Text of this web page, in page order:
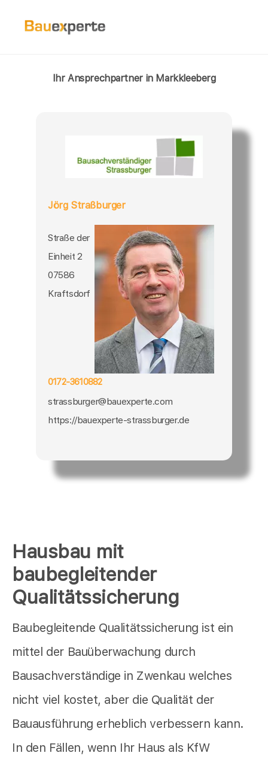
Hausbau mit
baubegleitender
Qualitätssicherung
Baubegleitende Qualitätssicherung ist ein
mittel der Bauüberwachung durch
Bausachverständige in Zwenkau welches
nicht viel kostet, aber die Qualität der
Bauausführung erheblich verbessern kann.
In den Fällen, wenn Ihr Haus als KfW
Ihr Ansprechpartner in Markkleeberg
Jörg Straßburger
Straße der
Einheit 2
07586
Kraftsdorf
0172-3610882
strassburger@bauexperte.com
https://bauexperte-strassburger.de